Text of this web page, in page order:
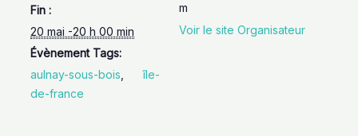
Fin :
20 mai -20 h 00 min
Évènement Tags:
aulnay-sous-bois ,île-
de-france
m
Voir le site Organisateur